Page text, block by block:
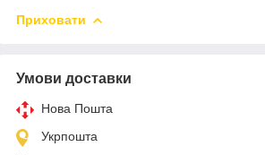
Приховати
Умови доставки
Нова Пошта
Укрпошта